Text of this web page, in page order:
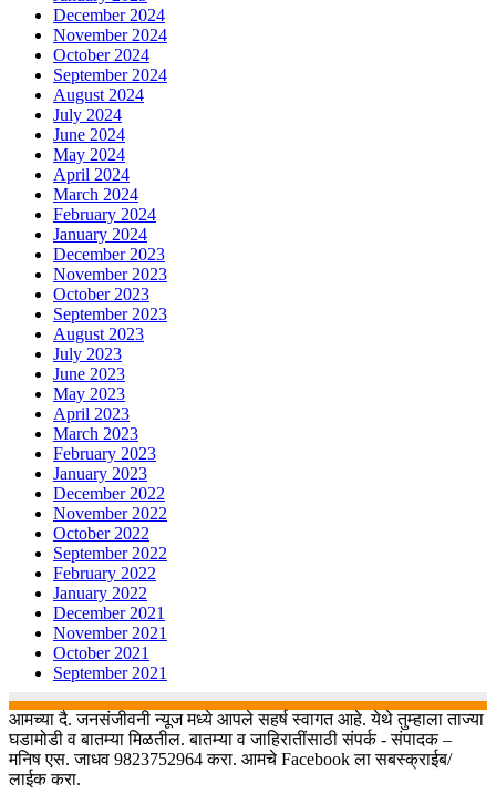
December 2024
November 2024
October 2024
September 2024
August 2024
July 2024
June 2024
May 2024
April 2024
March 2024
February 2024
January 2024
December 2023
November 2023
October 2023
September 2023
August 2023
July 2023
June 2023
May 2023
April 2023
March 2023
February 2023
January 2023
December 2022
November 2022
October 2022
September 2022
February 2022
January 2022
December 2021
November 2021
October 2021
September 2021
आमच्या दै. जनसंजीवनी न्यूज मध्ये आपले सहर्ष स्वागत आहे. येथे तुम्हाला ताज्या
घडामोडी व बातम्या मिळतील. बातम्या व जाहिरातींसाठी संपर्क - संपादक –
मनिष एस. जाधव 9823752964 करा. आमचे Facebook ला सबस्क्राईब/
लाईक करा.